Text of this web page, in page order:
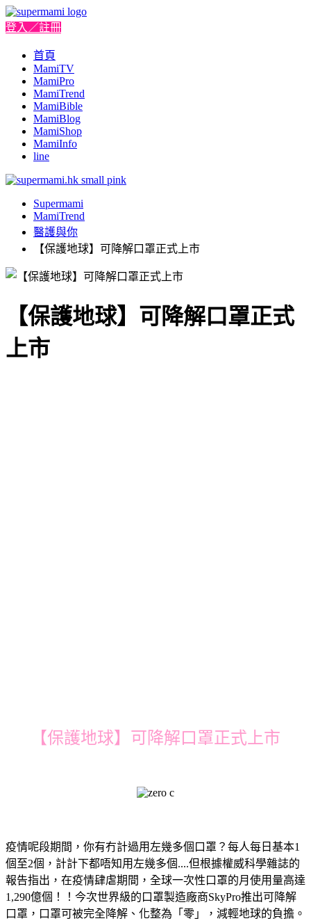
登入／註冊
首頁
MamiTV
MamiPro
MamiTrend
MamiBible
MamiBlog
MamiShop
MamiInfo
line
Supermami
MamiTrend
醫護與你
【保護地球】可降解口罩正式上市
【保護地球】可降解口罩正式
上市
【保護地球】可降解口罩正式上市
疫情呢段期間，你有冇計過用左幾多個口罩？每人每日基本1
個至2個，計計下都唔知用左幾多個....但根據權威科學雜誌的
報告指出，在疫情肆虐期間，全球一次性口罩的月使用量高達
1,290億個！！今次世界級的口罩製造廠商SkyPro推出可降解
口罩，口罩可被完全降解、化整為「零」，減輕地球的負擔。